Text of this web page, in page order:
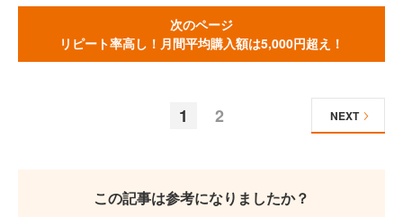
次のページ
リピート率高し！月間平均購入額は5,000円超え！
1 2 NEXT
この記事は参考になりましたか？